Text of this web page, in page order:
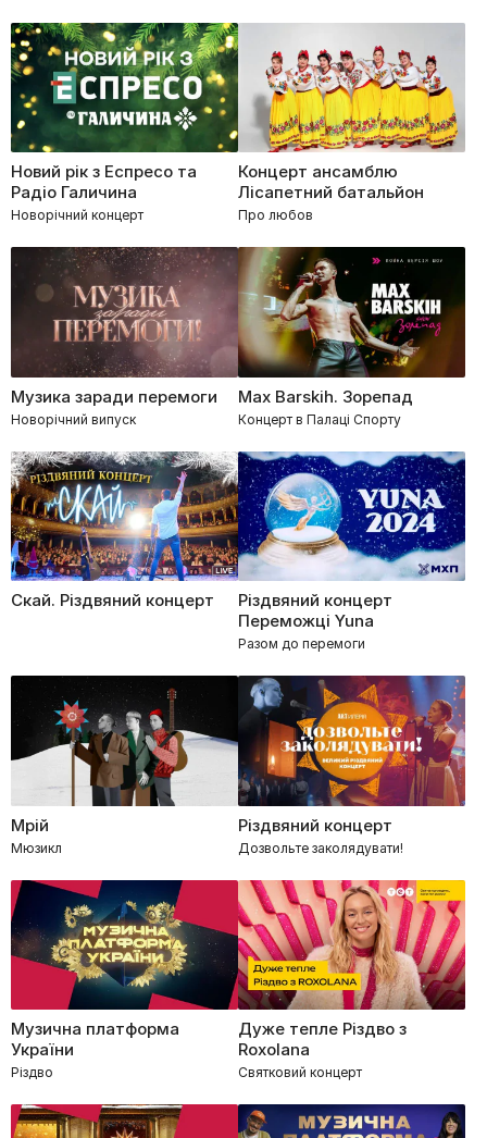
Новий рік з Еспресо та
Радіо Галичина
Новорічний концерт
Концерт ансамблю
Лісапетний батальйон
Про любов
Музика заради перемоги
Новорічний випуск
Max Barskih. Зорепад
Концерт в Палаці Спорту
Скай. Різдвяний концерт
Різдвяний концерт
Переможці Yuna
Разом до перемоги
Мрій
Мюзикл
Різдвяний концерт
Дозвольте заколядувати!
Музична платформа
України
Різдво
Дуже тепле Різдво з
Roxolana
Святковий концерт